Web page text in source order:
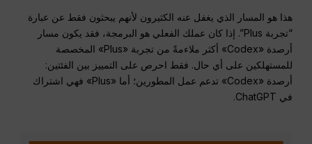
هذا هو المسار الذي يغفل عنه الكثيرون لأنهم يبحثون فقط عن عبارة
“تجربة Plus”. إذا كان عملك الفعلي هو البرمجة، فقد يكون مسار
أرصدة «Codex» أكثر ملاءمةً من تجربة «Plus» المخصصة
للمستهلكين على أي حال. فقط احرص على التمييز بين الفئتين:
أرصدة «Codex» تدعم عمل المطورين؛ أما «Plus» فهي اشتراك
في ChatGPT.